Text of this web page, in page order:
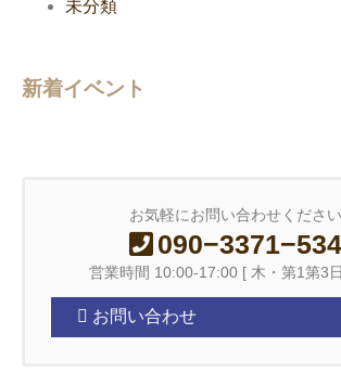
未分類
新着イベント
お気軽にお問い合わせください
営業時間 10:00-17:00 [ 木・第1第3
お問い合わせ